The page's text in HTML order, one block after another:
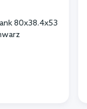
80x38.4x53